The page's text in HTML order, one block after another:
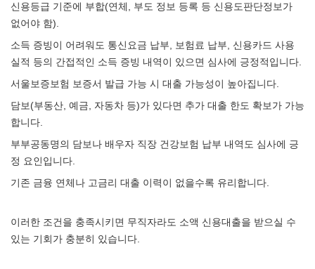
신용등급 기준에 부합(연체, 부도 정보 등록 등 신용도판단정보가
없어야 함).
소득 증빙이 어려워도 통신요금 납부, 보험료 납부, 신용카드 사용
실적 등의 간접적인 소득 증빙 내역이 있으면 심사에 긍정적입니다.
서울보증보험 보증서 발급 가능 시 대출 가능성이 높아집니다.
담보(부동산, 예금, 자동차 등)가 있다면 추가 대출 한도 확보가 가능
합니다.
부부공동명의 담보나 배우자 직장 건강보험 납부 내역도 심사에 긍
정 요인입니다.
기존 금융 연체나 고금리 대출 이력이 없을수록 유리합니다.
이러한 조건을 충족시키면 무직자라도 소액 신용대출을 받으실 수
있는 기회가 충분히 있습니다.